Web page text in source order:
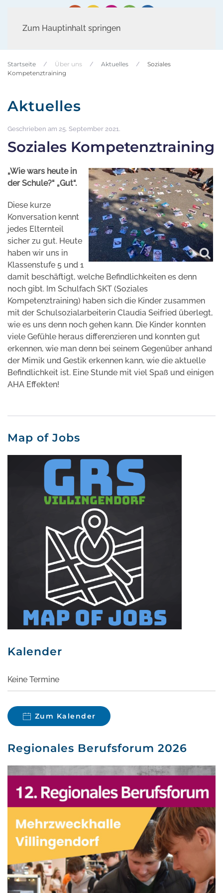
Zum Hauptinhalt springen
Startseite Über uns Aktuelles
Soziales
Kompetenztraining
Aktuelles
Geschrieben am 25. September 2021.
Soziales Kompetenztraining
„Wie wars heute in
der Schule?“ „Gut“.
Diese kurze
Konversation kennt
jedes Elternteil
sicher zu gut. Heute
haben wir uns in
Klassenstufe 5 und 1
damit beschäftigt, welche Befindlichkeiten es denn
noch gibt. Im Schulfach SKT (Soziales
Kompetenztraining) haben sich die Kinder zusammen
mit der Schulsozialarbeiterin Claudia Seifried überlegt,
wie es uns denn noch gehen kann. Die Kinder konnten
viele Gefühle heraus differenzieren und konnten gut
erkennen, wie man denn bei seinem Gegenüber anhand
der Mimik und Gestik erkennen kann, wie die aktuelle
Befindlichkeit ist. Eine Stunde mit viel Spaß und einigen
AHA Effekten!
Map of Jobs
Kalender
Keine Termine
Zum Kalender
Regionales Berufsforum 2026